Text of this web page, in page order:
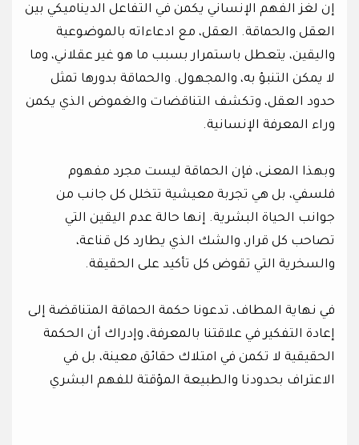
إن لغز الفهم الإنساني يكمن في التفاعل الديناميكي بين
العقل والحماقة. العقل، مع ادعاءاته بالموضوعية
واليقين، يتعطل باستمرار بسبب ما هو غير عقلاني، وما
لا يمكن التنبؤ به، والمجهول. والحماقة بدورها تمثل
حدود العقل، وتكشف التناقضات والغموض الذي يكمن
وراء المعرفة الإنسانية.
وبهذا المعنى، فإن الحماقة ليست مجرد مفهوم
فلسفي، بل هي تجربة معيشية تتخلل كل جانب من
جوانب الحياة البشرية. إنها حالة عدم اليقين التي
تصاحب كل قرار، والشك الذي يطارد كل قناعة،
والسخرية التي تقوض كل تأكيد على الحقيقة.
في نهاية المطاف، تدعونا حكمة الحماقة المتناقضة إلى
إعادة التفكير في علاقتنا بالمعرفة، وإدراك أن الحكمة
الحقيقية لا تكمن في امتلاك حقائق معينة، بل في
الاعتراف بحدودنا والطبيعة المؤقتة للفهم البشري